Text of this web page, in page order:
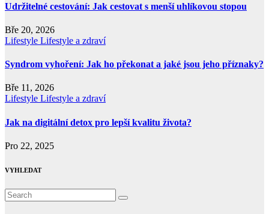
Udržitelné cestování: Jak cestovat s menší uhlíkovou stopou
Bře 20, 2026
Lifestyle Lifestyle a zdraví
Syndrom vyhoření: Jak ho překonat a jaké jsou jeho příznaky?
Bře 11, 2026
Lifestyle Lifestyle a zdraví
Jak na digitální detox pro lepší kvalitu života?
Pro 22, 2025
VYHLEDAT